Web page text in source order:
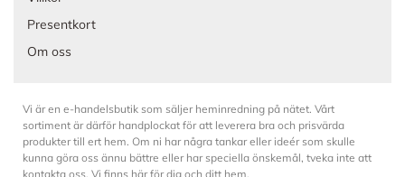
Presentkort
Om oss
Vi är en e-handelsbutik som säljer heminredning på nätet. Vårt
sortiment är därför handplockat för att leverera bra och prisvärda
produkter till ert hem. Om ni har några tankar eller ideér som skulle
kunna göra oss ännu bättre eller har speciella önskemål, tveka inte att
kontakta oss. Vi finns här för dig och ditt hem.